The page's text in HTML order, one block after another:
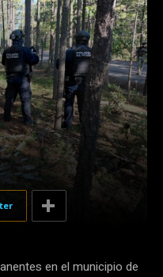
en el municipio de